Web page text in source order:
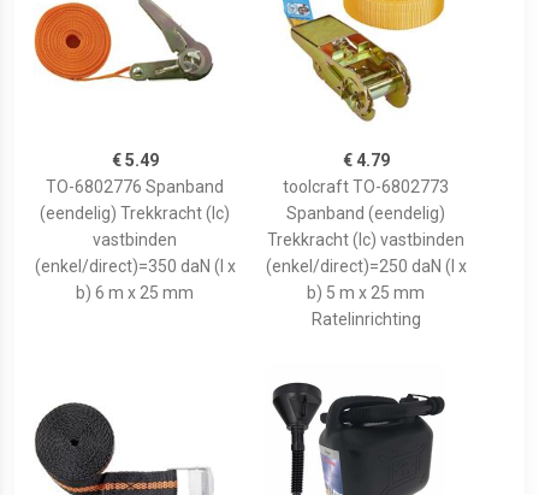
€ 5.49
TO-6802776 Spanband
(eendelig) Trekkracht (lc)
vastbinden
(enkel/direct)=350 daN (l x
b) 6 m x 25 mm
€ 4.79
toolcraft TO-6802773
Spanband (eendelig)
Trekkracht (lc) vastbinden
(enkel/direct)=250 daN (l x
b) 5 m x 25 mm
Ratelinrichting